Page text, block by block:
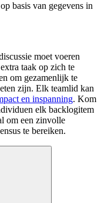
basis van gegevens in
moet voeren
taak op zich te
om gezamenlijk te
zijn. Elk teamlid kan
en inspanning. Kom
elk backlogitem
om een zinvolle
te bereiken.